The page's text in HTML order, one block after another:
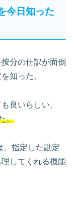
今日知った
分の仕訳が面倒
知った。
良いらしい。
。
、指定した勘定
してくれる機能